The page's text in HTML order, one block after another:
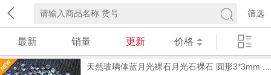
筛选
最新 销量 更新 价格
天然玻璃体蓝月光裸石月光石裸石 圆形3*3mm ...